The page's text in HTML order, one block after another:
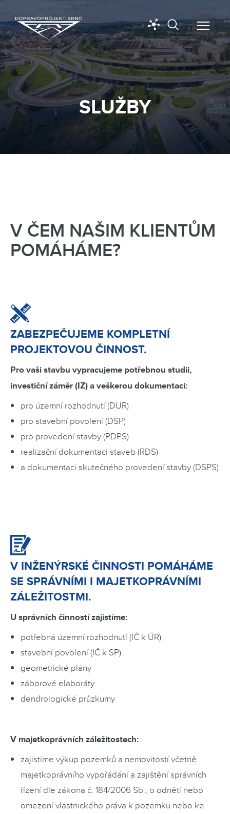
SLUŽBY
V ČEM NAŠIM KLIENTŮM
POMÁHÁME?
ZABEZPEČUJEME KOMPLETNÍ
PROJEKTOVOU ČINNOST.
Pro vaši stavbu vypracujeme potřebnou studii,
investiční záměr (IZ) a veškerou dokumentaci:
pro územní rozhodnutí (DUR)
pro stavební povolení (DSP)
pro provedení stavby (PDPS)
realizační dokumentaci staveb (RDS)
a dokumentaci skutečného provedení stavby (DSPS)
V INŽENÝRSKÉ ČINNOSTI POMÁHÁME
SE SPRÁVNÍMI I MAJETKOPRÁVNÍMI
ZÁLEŽITOSTMI.
U správních činností zajistíme:
potřebná územní rozhodnutí (IČ k ÚR)
stavební povolení (IČ k SP)
geometrické plány
záborové elaboráty
dendrologické průzkumy
V majetkoprávních záležitostech:
zajistíme výkup pozemků a nemovitostí včetně
majetkoprávního vypořádání a zajištění správních
řízení dle zákona č. 184/2006 Sb., o odnětí nebo
omezení vlastnického práva k pozemku nebo ke